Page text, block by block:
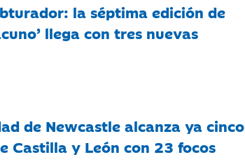
la séptima edición de
llega con tres nuevas
de Newcastle alcanza ya cinco
Castilla y León con 23 focos